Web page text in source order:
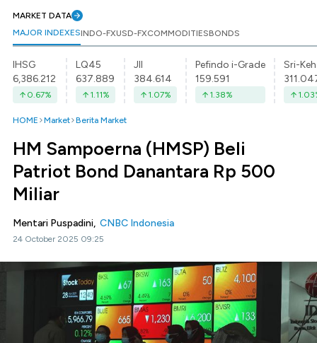
MARKET DATA
MAJOR INDEXESINDO-FXUSD-FXCOMMODITIESBONDS
IHSG
6,386.212
0.67%
LQ45
637.889
1.11%
JII
384.614
1.07%
Pefindo i-Grade
159.591
1.38%
Sri-
1.03
HOME Market Berita Market
HM Sampoerna (HMSP) Beli
Patriot Bond Danantara Rp 500
Miliar
Mentari Puspadini, CNBC Indonesia
24 October 2025 09:25